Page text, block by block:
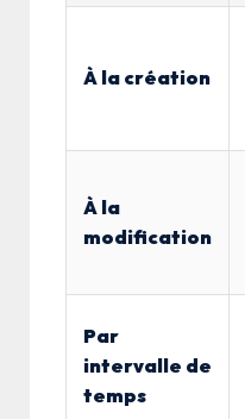
À la création
À la
modification
Par
intervalle de
temps